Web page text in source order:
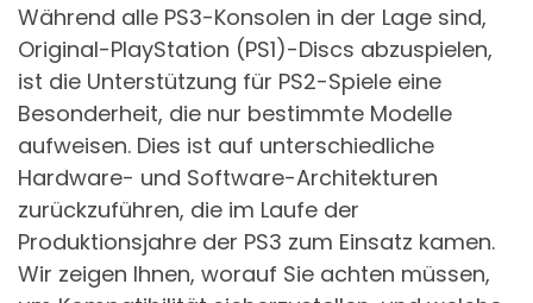
Während alle PS3-Konsolen in der Lage sind,
Original-PlayStation (PS1)-Discs abzuspielen,
ist die Unterstützung für PS2-Spiele eine
Besonderheit, die nur bestimmte Modelle
aufweisen. Dies ist auf unterschiedliche
Hardware- und Software-Architekturen
zurückzuführen, die im Laufe der
Produktionsjahre der PS3 zum Einsatz kamen.
Wir zeigen Ihnen, worauf Sie achten müssen,